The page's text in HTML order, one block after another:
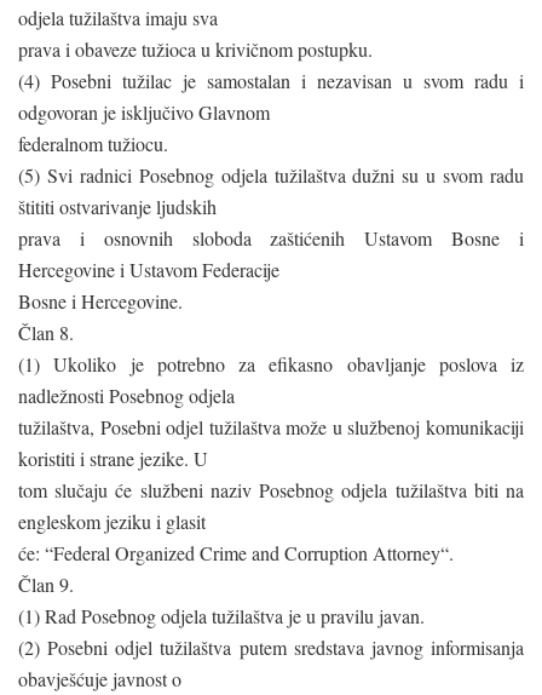
odjela tužilaštva imaju sva
prava i obaveze tužioca u krivičnom postupku.
(4) Posebni tužilac je samostalan i nezavisan u svom radu i
odgovoran je isključivo Glavnom
federalnom tužiocu.
(5) Svi radnici Posebnog odjela tužilaštva dužni su u svom radu
štititi ostvarivanje ljudskih
prava i osnovnih sloboda zaštićenih Ustavom Bosne i
Hercegovine i Ustavom Federacije
Bosne i Hercegovine.
Član 8.
(1) Ukoliko je potrebno za efikasno obavljanje poslova iz
nadležnosti Posebnog odjela
tužilaštva, Posebni odjel tužilaštva može u službenoj komunikaciji
koristiti i strane jezike. U
tom slučaju će službeni naziv Posebnog odjela tužilaštva biti na
engleskom jeziku i glasit
će: “Federal Organized Crime and Corruption Attorney“.
Član 9.
(1) Rad Posebnog odjela tužilaštva je u pravilu javan.
(2) Posebni odjel tužilaštva putem sredstava javnog informisanja
obavješćuje javnost o